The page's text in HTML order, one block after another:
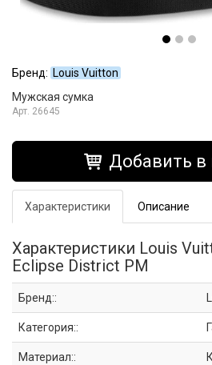
Бренд: Louis Vuitton
Мужская сумка
26645
Добавить в
Характеристики Описание
Характеристики Louis
Eclipse District PM
Бренд::
Категория::
Материал::